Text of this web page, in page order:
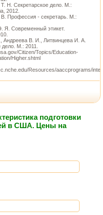
Н. Секретарское дело. М.:
2012.
Профессия - секретарь. М.:
Я. Современный этикет.
Андреева В. И., Литвинцева И. А.
М.: 2011.
Citizen/Topics/Education-
Higher.shtml
Resources/aaccprograms/
подготовки
в США. Цены на